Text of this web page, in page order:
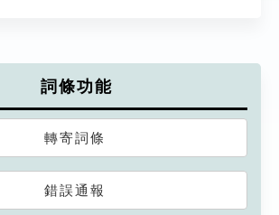
詞條功能
轉寄詞條
錯誤通報